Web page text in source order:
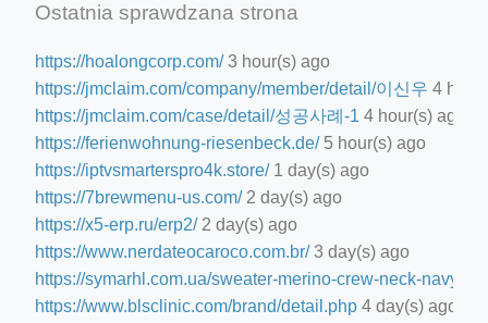
Ostatnia sprawdzana strona
https://hoalongcorp.com/3 hour(s) ago
https://jmclaim.com/company/member/detail/이신우 4
https://jmclaim.com/case/detail/성공사례-1 4 hour(s) ago
https://ferienwohnung-riesenbeck.de/5 hour(s) ago
https://iptvsmarterspro4k.store/1 day(s) ago
https://7brewmenu-us.com/2 day(s) ago
https://x5-erp.ru/erp2/2 day(s) ago
https://www.nerdateocaroco.com.br/3 day(s) ago
https://symarhl.com.ua/sweater-merino-crew-neck-navy-
https://www.blsclinic.com/brand/detail.php 4 day(s) ago